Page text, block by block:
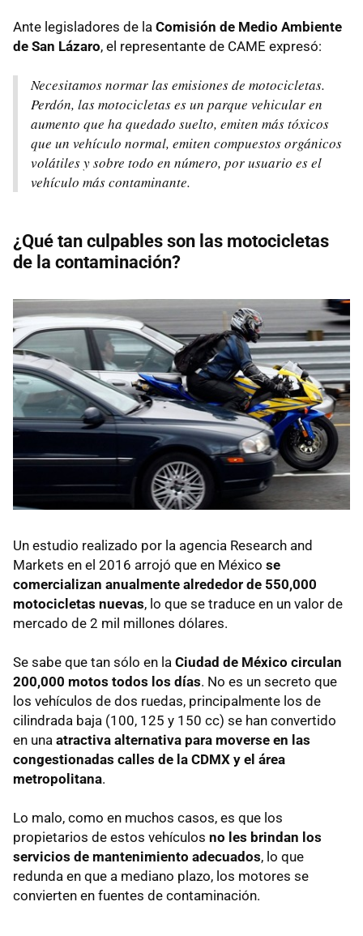
Ante legisladores de la Comisión de Medio Ambiente
de San Lázaro, el representante de CAME expresó:
Necesitamos normar las emisiones de motocicletas.
Perdón, las motocicletas es un parque vehicular en
aumento que ha quedado suelto, emiten más tóxicos
que un vehículo normal, emiten compuestos orgánicos
volátiles y sobre todo en número, por usuario es el
vehículo más contaminante.
¿Qué tan culpables son las motocicletas
de la contaminación?
Un estudio realizado por la agencia Research and
Markets en el 2016 arrojó que en México se
comercializan anualmente alrededor de 550,000
motocicletas nuevas, lo que se traduce en un valor de
mercado de 2 mil millones dólares.
Se sabe que tan sólo en la Ciudad de México circulan
200,000 motos todos los días. No es un secreto que
los vehículos de dos ruedas, principalmente los de
cilindrada baja (100, 125 y 150 cc) se han convertido
en una atractiva alternativa para moverse en las
congestionadas calles de la CDMX y el área
metropolitana.
Lo malo, como en muchos casos, es que los
propietarios de estos vehículos no les brindan los
servicios de mantenimiento adecuados, lo que
redunda en que a mediano plazo, los motores se
convierten en fuentes de contaminación.